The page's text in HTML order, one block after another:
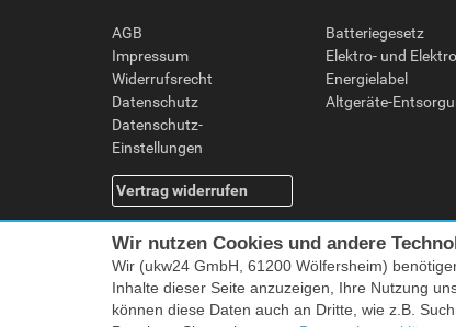
AGB
Impressum
Widerrufsrecht
Datenschutz
Datenschutz-
Einstellungen
Vertrag widerrufen
Batteriegesetz
Elektro- und
Energielabel
Altgeräte-
Wir nutzen Cookies und andere
Wir (ukw24 GmbH, 61200 Wölfersheim)
Inhalte dieser Seite anzuzeigen, Ihre Nutzung
können diese Daten auch an Dritte, wie z.B.